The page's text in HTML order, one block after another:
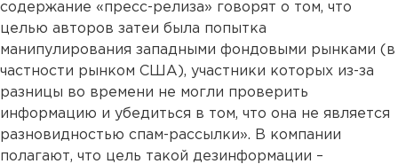
содержание «пресс-релиза» говорят о том, что
целью авторов затеи была попытка
манипулирования западными фондовыми рынками (в
частности рынком США), участники которых из-за
разницы во времени не могли проверить
информацию и убедиться в том, что она не является
разновидностью спам-рассылки». В компании
полагают, что цель такой дезинформации –